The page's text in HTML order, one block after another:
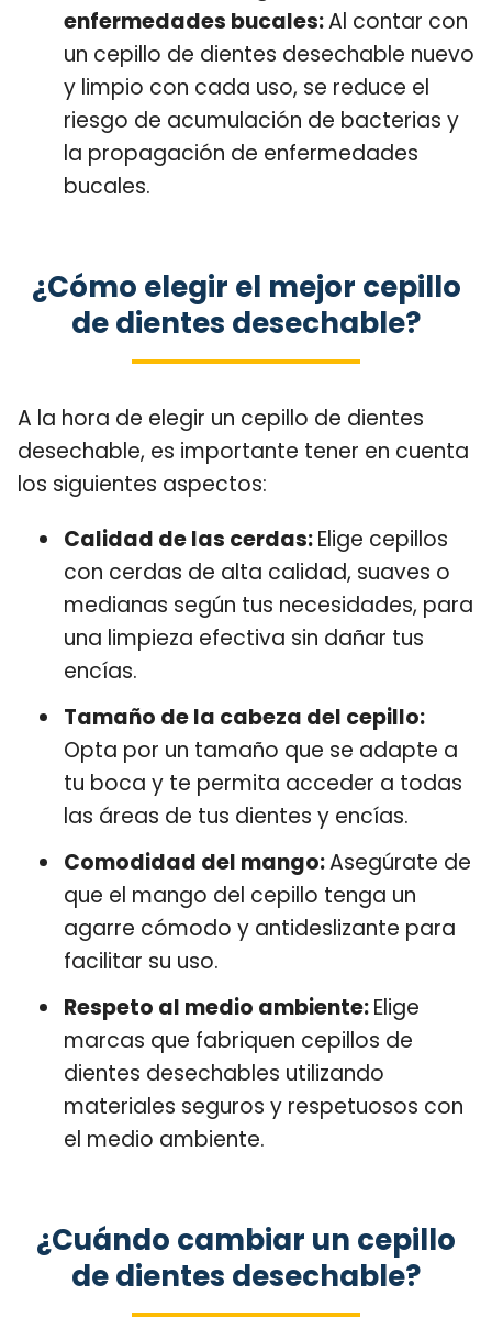
enfermedades bucales:Al contar con
un cepillo de dientes desechable nuevo
y limpio con cada uso, se reduce el
riesgo de acumulación de bacterias y
la propagación de enfermedades
bucales.
¿Cómo elegir el mejor cepillo
de dientes desechable?
A la hora de elegir un cepillo de dientes
desechable, es importante tener en cuenta
los siguientes aspectos:
Calidad de las cerdas:Elige cepillos
con cerdas de alta calidad, suaves o
medianas según tus necesidades, para
una limpieza efectiva sin dañar tus
encías.
Tamaño de la cabeza del cepillo:
Opta por un tamaño que se adapte a
tu boca y te permita acceder a todas
las áreas de tus dientes y encías.
Comodidad del mango:Asegúrate de
que el mango del cepillo tenga un
agarre cómodo y antideslizante para
facilitar su uso.
Respeto al medio ambiente:Elige
marcas que fabriquen cepillos de
dientes desechables utilizando
materiales seguros y respetuosos con
el medio ambiente.
¿Cuándo cambiar un cepillo
de dientes desechable?